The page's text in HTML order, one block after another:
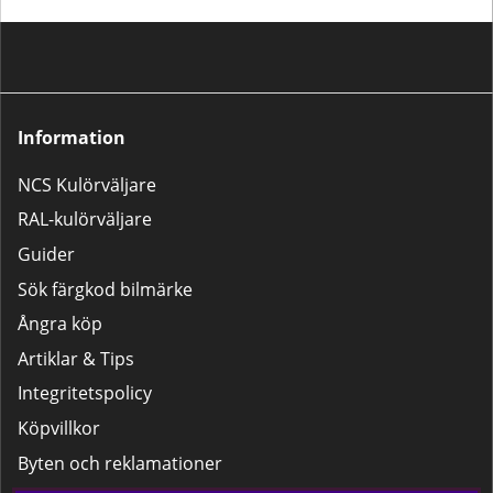
du aktiverar härdaren korrekt.
Information
NCS Kulörväljare
RAL-kulörväljare
Guider
Sök färgkod bilmärke
Ångra köp
Artiklar & Tips
Integritetspolicy
Köpvillkor
Byten och reklamationer